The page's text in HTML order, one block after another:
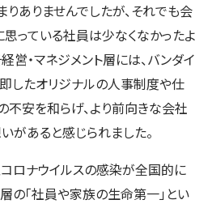
ありませんでしたが、それでも会
っている社員は少なくなかったよ
営・マネジメント層には、バンダイ
したオリジナルの人事制度や仕
不安を和らげ、より前向きな会社
があると感じられました。
ロナウイルスの感染が全国的に
の「社員や家族の生命第一」とい